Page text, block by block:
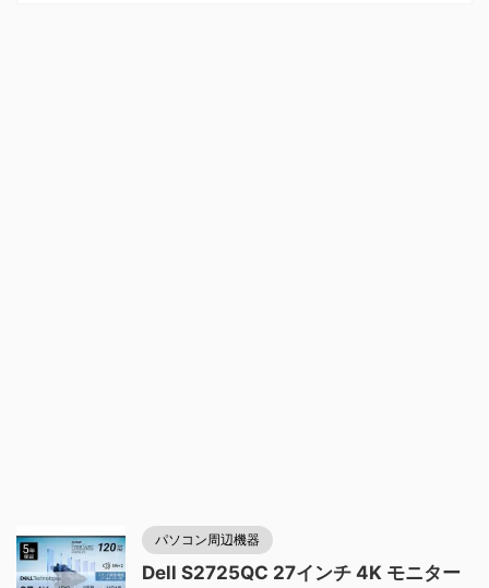
パソコン周辺機器
Dell S2725QC 27インチ 4K モニター